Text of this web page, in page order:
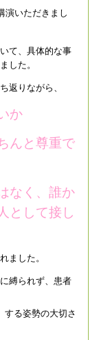
演いただきまし
て、具体的な事
した。
返りながら、
か
んと尊重で
なく、誰か
として接し
ました。
縛られず、患者
する姿勢の大切さ